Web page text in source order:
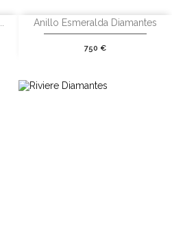
Anillo Esmeralda Diamantes
Precio
750 €